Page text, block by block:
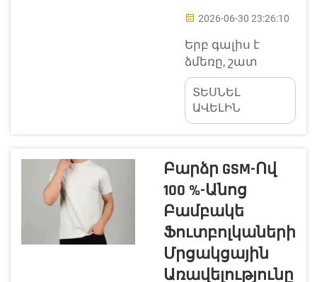
2026-06-30 23:26:10
Երբ գալիս է
ձմեռը, շատ
մարդիկ
փնտրում են
ջերմություն
հաճելի և
հարմար զգալու
համար: Այս
տեսակի
հագուստներից
մեկը՝ երկար
փափուկ
ՏԵՍՆԵԼ
ԱՎԵԼԻՆ
Բարձր GSM-Ով
100 %-Անոց
Բամբակե
Ֆուտբոլկաների
Մրցակցային
Առավելությունը